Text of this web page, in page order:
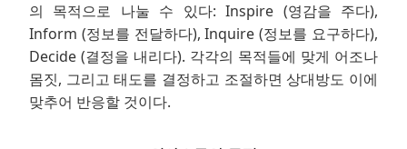
의 목적으로 나눌 수 있다: Inspire (영감을 주다),
Inform (정보를 전달하다), Inquire (정보를 요구하다),
Decide (결정을 내리다). 각각의 목적들에 맞게 어조나
몸짓, 그리고 태도를 결정하고 조절하면 상대방도 이에
맞추어 반응할 것이다.